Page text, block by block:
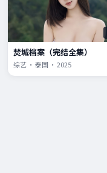
焚城档案（完结全集）
综艺 · 泰国 · 2025